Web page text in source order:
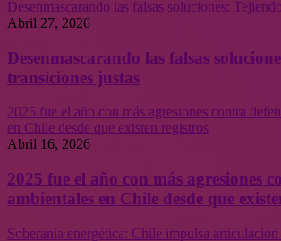
Desenmascarando las falsas soluciones:
Abril 27, 2026
Desenmascarando las falsas
transiciones justas
2025 fue el año con más agresiones contra
en Chile desde que existen registros
Abril 16, 2026
2025 fue el año con más agresiones
ambientales en Chile desde que
Soberanía energética: Chile impulsa articulación